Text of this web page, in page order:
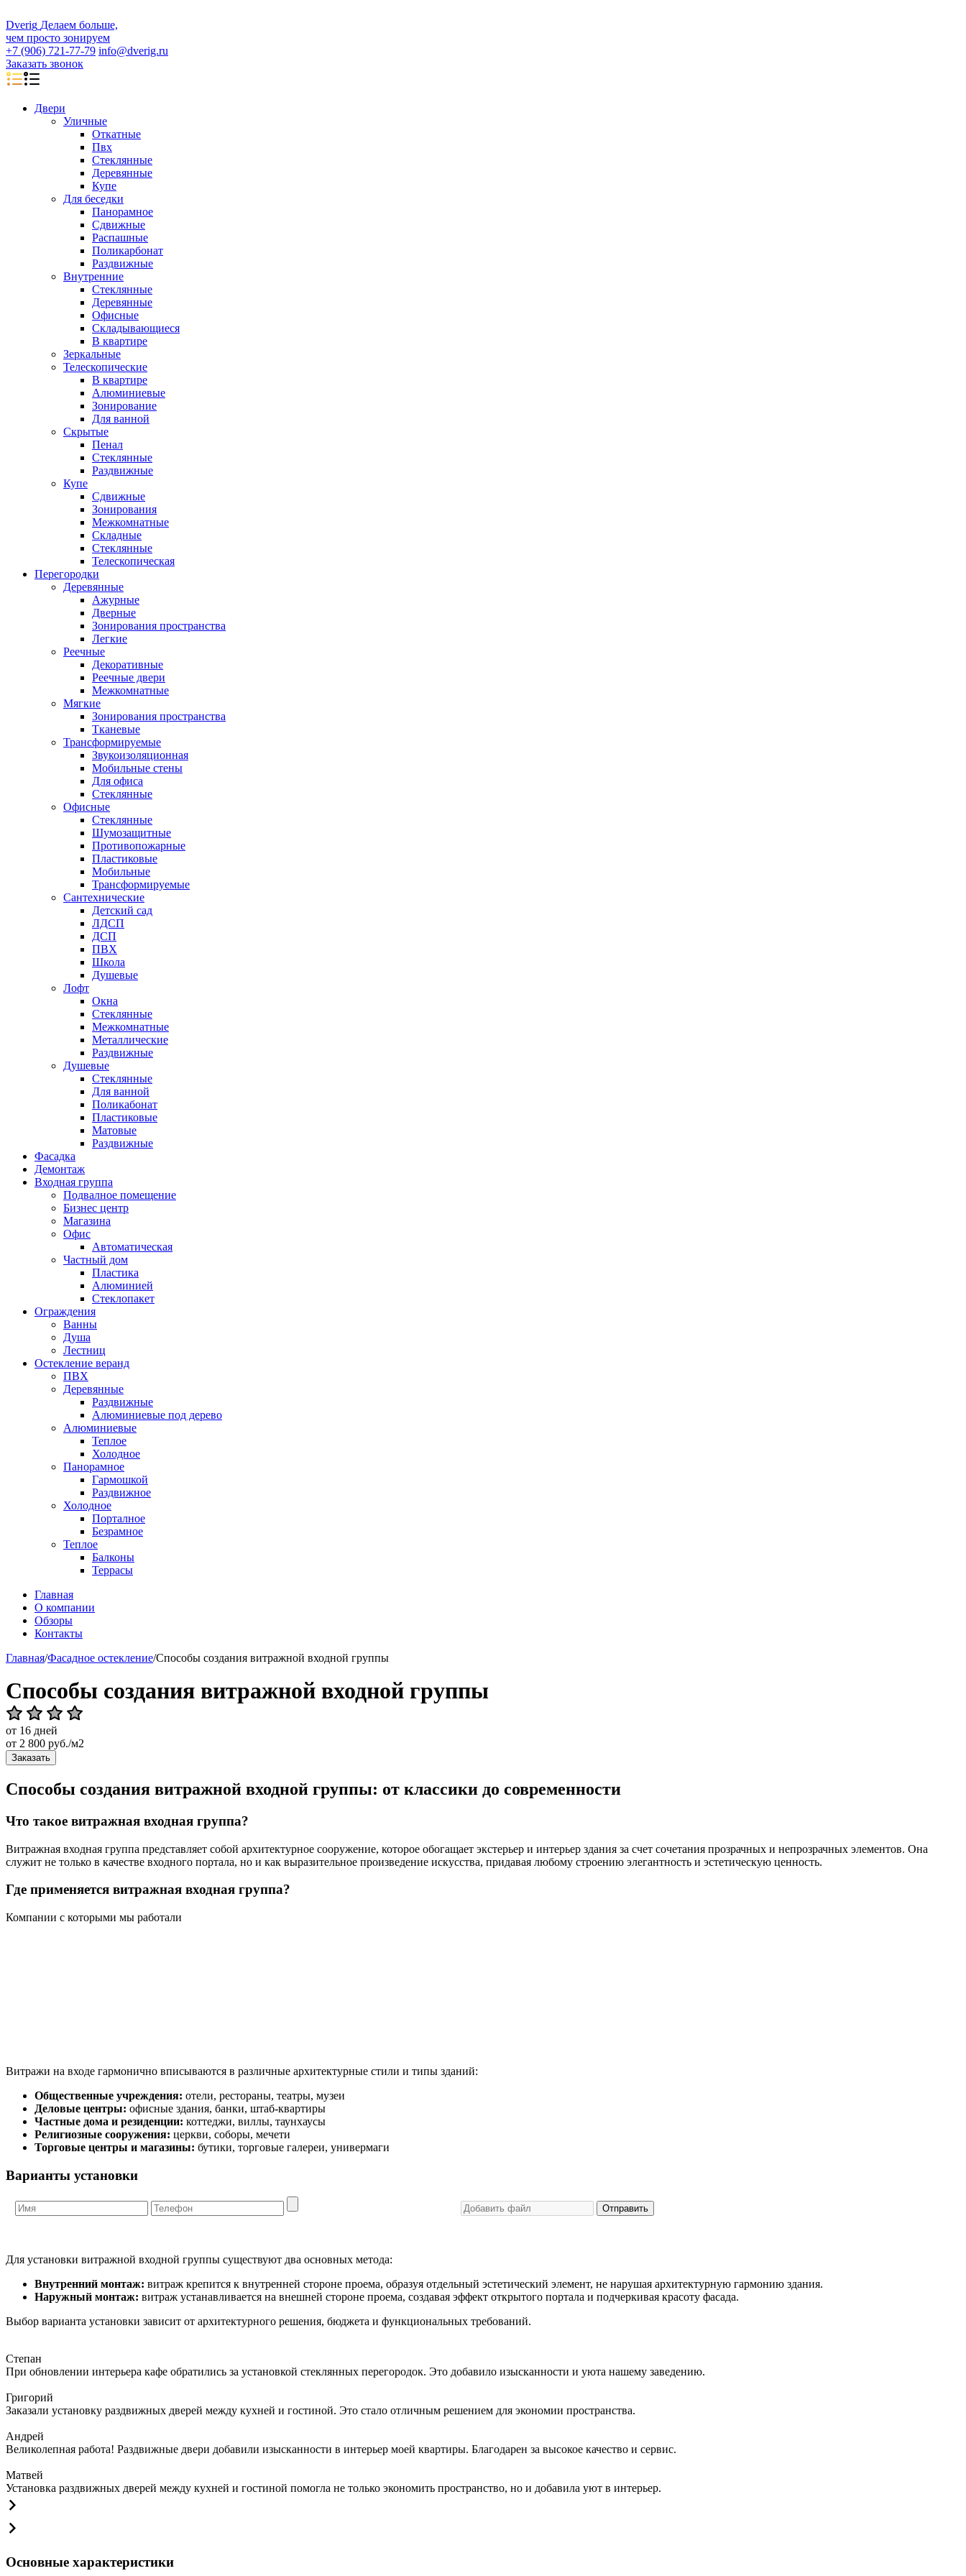
Dverig Делаем больше,
чем просто зонируем
+7 (906) 721-77-79 info@dverig.ru
Заказать звонок
Двери
Уличные
Откатные
Пвх
Стеклянные
Деревянные
Купе
Для беседки
Панорамное
Сдвижные
Распашные
Поликарбонат
Раздвижные
Внутренние
Стеклянные
Деревянные
Офисные
Складывающиеся
В квартире
Зеркальные
Телескопические
В квартире
Алюминиевые
Зонирование
Для ванной
Скрытые
Пенал
Стеклянные
Раздвижные
Купе
Сдвижные
Зонирования
Межкомнатные
Складные
Стеклянные
Телескопическая
Перегородки
Деревянные
Ажурные
Дверные
Зонирования пространства
Легкие
Реечные
Декоративные
Реечные двери
Межкомнатные
Мягкие
Зонирования пространства
Тканевые
Трансформируемые
Звукоизоляционная
Мобильные стены
Для офиса
Стеклянные
Офисные
Стеклянные
Шумозащитные
Противопожарные
Пластиковые
Мобильные
Трансформируемые
Сантехнические
Детский сад
ЛДСП
ДСП
ПВХ
Школа
Душевые
Лофт
Окна
Стеклянные
Межкомнатные
Металлические
Раздвижные
Душевые
Стеклянные
Для ванной
Поликабонат
Пластиковые
Матовые
Раздвижные
Фасадка
Демонтаж
Входная группа
Подвалное помещение
Бизнес центр
Магазина
Офис
Автоматическая
Частный дом
Пластика
Алюминией
Стеклопакет
Ограждения
Ванны
Душа
Лестниц
Остекление веранд
ПВХ
Деревянные
Раздвижные
Алюминиевые под дерево
Алюминиевые
Теплое
Холодное
Панорамное
Гармошкой
Раздвижное
Холодное
Порталное
Безрамное
Теплое
Балконы
Террасы
Главная
О компании
Обзоры
Контакты
Главная/Фасадное остекление/Способы создания витражной входной группы
Способы создания витражной входной группы
от 16 дней
от 2 800 руб./м2
Заказать
Способы создания витражной входной группы: от классики до современности
Что такое витражная входная группа?
Витражная входная группа представляет собой архитектурное сооружение, которое обогащает экстерьер и интерьер здания за счет сочетания прозрачных и непрозрачных элементов. Она
служит не только в качестве входного портала, но и как выразительное произведение искусства, придавая любому строению элегантность и эстетическую ценность.
Где применяется витражная входная группа?
Компании с которыми мы работали
Витражи на входе гармонично вписываются в различные архитектурные стили и типы зданий:
Общественные учреждения: отели, рестораны, театры, музеи
Деловые центры: офисные здания, банки, штаб-квартиры
Частные дома и резиденции: коттеджи, виллы, таунхаусы
Религиозные сооружения: церкви, соборы, мечети
Торговые центры и магазины: бутики, торговые галереи, универмаги
Варианты установки
Отправить
Для установки витражной входной группы существуют два основных метода:
Внутренний монтаж: витраж крепится к внутренней стороне проема, образуя отдельный эстетический элемент, не нарушая архитектурную гармонию здания.
Наружный монтаж: витраж устанавливается на внешней стороне проема, создавая эффект открытого портала и подчеркивая красоту фасада.
Выбор варианта установки зависит от архитектурного решения, бюджета и функциональных требований.
Степан
При обновлении интерьера кафе обратились за установкой стеклянных перегородок. Это добавило изысканности и уюта нашему заведению.
Григорий
Заказали установку раздвижных дверей между кухней и гостиной. Это стало отличным решением для экономии пространства.
Андрей
Великолепная работа! Раздвижные двери добавили изысканности в интерьер моей квартиры. Благодарен за высокое качество и сервис.
Матвей
Установка раздвижных дверей между кухней и гостиной помогла не только экономить пространство, но и добавила уют в интерьер.
Основные характеристики